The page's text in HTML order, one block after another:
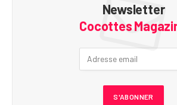
Newsletter
Cocottes